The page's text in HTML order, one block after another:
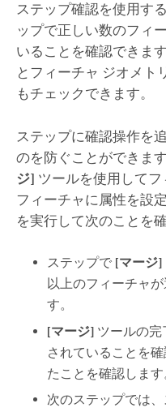
ステップ確認を使用す
ップで正しい数のフィ
いることを確認できま
とフィーチャ ジオメト
もチェックできます。
ステップに確認操作を
のを防ぐことができま
ジ] ツールを使用してフ
フィーチャに属性を設
を実行して次のことを
ステップで [マージ]
以上のフィーチャ
す。
[マージ] ツールの
されていることを
たことを確認します
次のステップでは